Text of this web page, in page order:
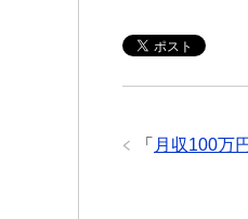
「 月収100万